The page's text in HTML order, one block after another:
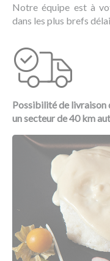
Notre équipe est à
dans les plus brefs
Possibilité de livraison
un secteur de 40 km